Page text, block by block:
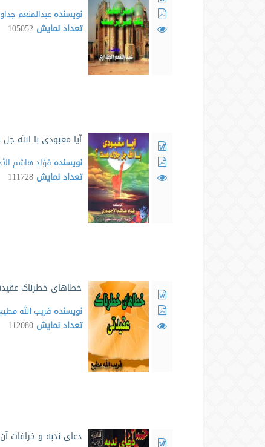
نویسنده عبدالمنعم
تعداد نمایش 105052
آیا معبودی با الله
نویسنده فؤاد هاشم
تعداد نمایش 111728
خطاهای خطرناک
نویسنده قریب الله
تعداد نمایش 112080
دعای ندبه و خرافات آن